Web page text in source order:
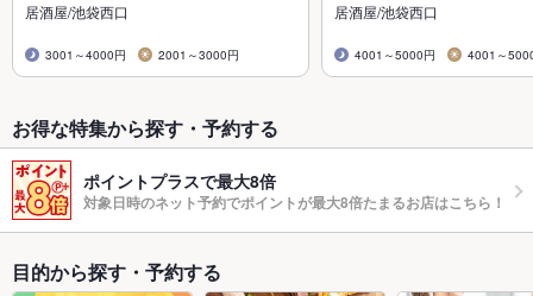
居酒屋/池袋西口
3001～4000円 2001～3000円
居酒屋/池袋西口
4001～5000円 4001～
お得な特集から探す・予約する
ポイントプラスで最大8倍
対象日時のネット予約でポイントが最大8倍たまるお店はこちら！
目的から探す・予約する